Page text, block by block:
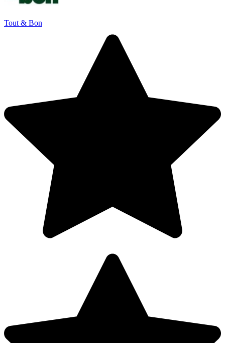
Tout & Bon